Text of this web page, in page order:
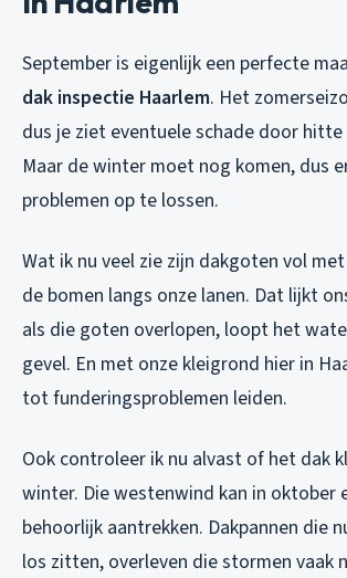
September is eigenlijk een perfecte
dak inspectie Haarlem. Het
dus je ziet eventuele schade door
Maar de winter moet nog komen, dus
problemen op te lossen.
Wat ik nu veel zie zijn dakgoten vol
de bomen langs onze lanen. Dat lijkt
als die goten overlopen, loopt het
gevel. En met onze kleigrond hier in
tot funderingsproblemen leiden.
Ook controleer ik nu alvast of het dak
winter. Die westenwind kan in oktober
behoorlijk aantrekken. Dakpannen die
los zitten, overleven die stormen vaak